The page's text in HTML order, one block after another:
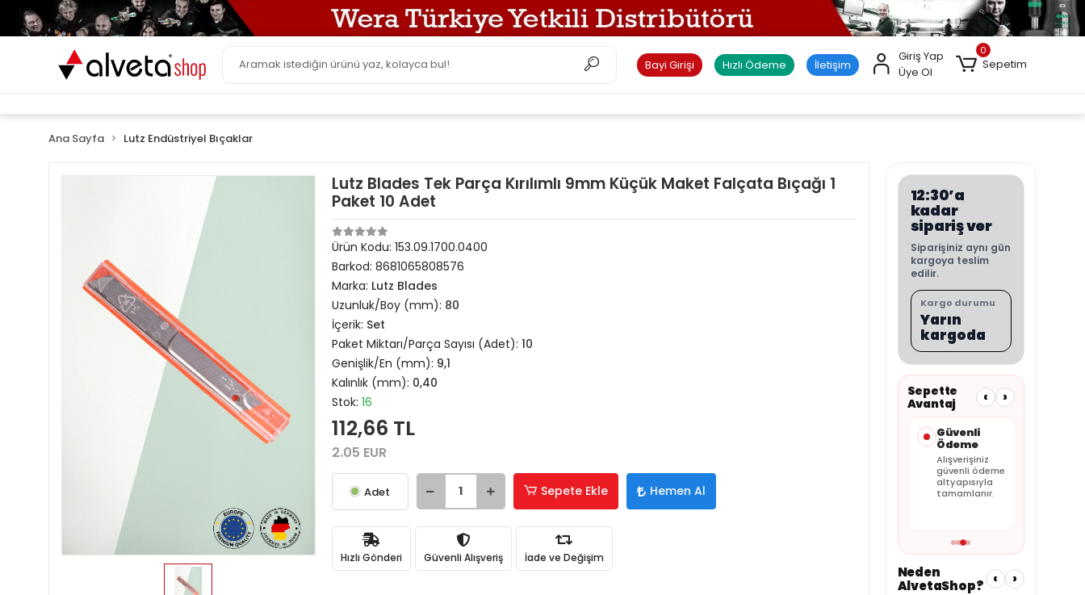
Bayi Girişi Hızlı Ödeme İletişim
Giriş Yap
Üye Ol
0
Sepetim
Ana Sayfa Lutz Endüstriyel Bıçaklar
Lutz Blades Tek Parça Kırılımlı 9mm Küçük Maket Falçata Bıçağı 1
Paket 10 Adet
Ürün Kodu: 153.09.1700.0400
Barkod: 8681065808576
Marka: Lutz Blades
Uzunluk/Boy (mm): 80
İçerik: Set
Paket Miktarı/Parça Sayısı (Adet): 10
Genişlik/En (mm): 9,1
Kalınlık (mm): 0,40
Stok: 16
112,66 TL
2.05 EUR
Adet Sepete Ekle Hemen Al
Hızlı Gönderi Güvenli Alışveriş İade ve Değişim
12:30’a
kadar
sipariş ver
Siparişiniz aynı gün
kargoya teslim
edilir.
Kargo durumu
Yarın
kargoda
Sepette
Avantaj
‹ ›
ekleyerek
adımına
kolayca
Faturalı
Satış
Tüm siparişler
faturalı olarak
gönderilir.
Neden
AlvetaShop?
‹ ›